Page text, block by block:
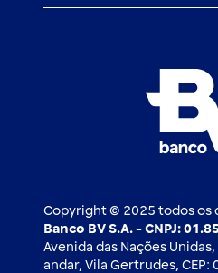
Câmbio e Comércio
Notícias Econômicas
Copyright © 2025 todos os
Banco BV S.A. - CNPJ:
Avenida das Nações
andar, Vila Gertrudes, CEP: